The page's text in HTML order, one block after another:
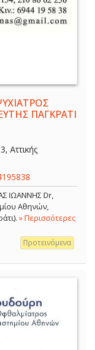
ΠΑΓΚΡΑΤΙ
Αττικής
ΙΩΑΝΝΗΣ Dr,
Αθηνών,
» Περισσότερες
Προτεινόμενα